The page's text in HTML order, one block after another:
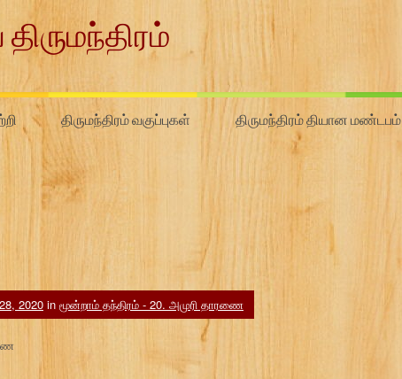
திருமந்திரம் வகுப்புகள் திருமந்திரம் தியான மண்டபம்
2020 in மூன்றாம் தந்திரம் - 20. அமுரி தாரணை